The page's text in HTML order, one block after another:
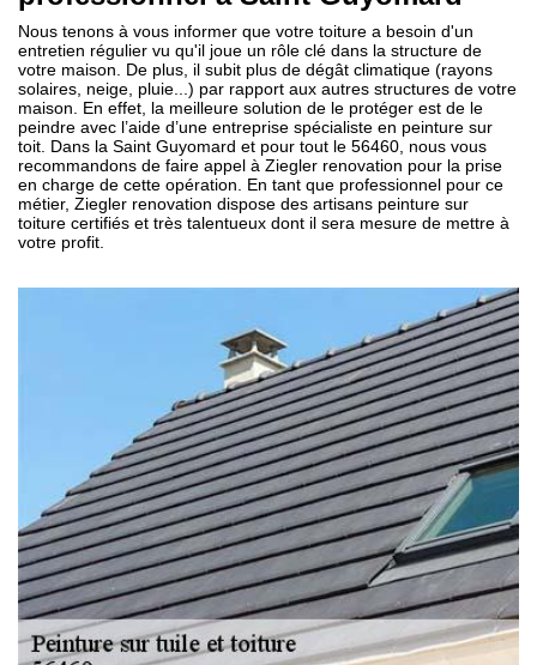
Nous tenons à vous informer que votre toiture a besoin d'un
entretien régulier vu qu'il joue un rôle clé dans la structure de
votre maison. De plus, il subit plus de dégât climatique (rayons
solaires, neige, pluie...) par rapport aux autres structures de votre
maison. En effet, la meilleure solution de le protéger est de le
peindre avec l’aide d’une entreprise spécialiste en peinture sur
toit. Dans la Saint Guyomard et pour tout le 56460, nous vous
recommandons de faire appel à Ziegler renovation pour la prise
en charge de cette opération. En tant que professionnel pour ce
métier, Ziegler renovation dispose des artisans peinture sur
toiture certifiés et très talentueux dont il sera mesure de mettre à
votre profit.